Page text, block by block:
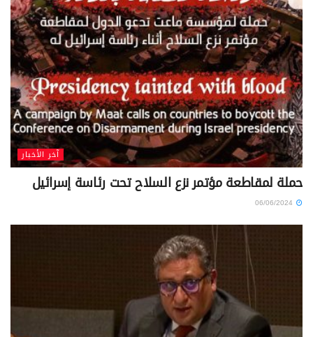
آخر الأخبار
حملة لمقاطعة مؤتمر نزع السلاح تحت رئاسة إسرائيل